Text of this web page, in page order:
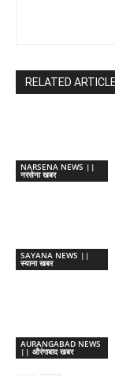
RELATED
NARSENA NEWS ||
नरसेना खबर
SAYANA NEWS ||
स्याना खबर
AURANGABAD NEWS
|| औरंगाबाद खबर